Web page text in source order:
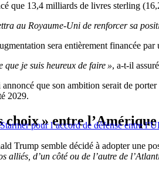
que 13,4 milliards de livres sterling
au Royaume-Uni de renforcer sa
sera entièrement financée
que je suis heureux de faire », a-t-il
que son ambition serait de
2029.
pour l’accord de défense entre
choix » entre
Trump semble décidé à adopter une
alliés, d’un côté ou de l’autre de